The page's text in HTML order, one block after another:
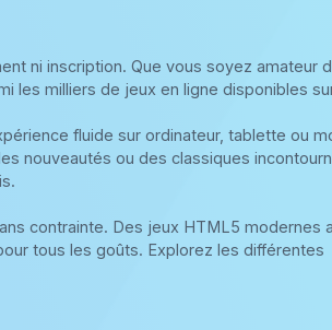
ni inscription. Que vous soyez amateur
les milliers de jeux en ligne disponibles
fluide sur ordinateur, tablette ou
nouveautés ou des classiques
contrainte. Des jeux HTML5 modernes
tous les goûts. Explorez les différentes